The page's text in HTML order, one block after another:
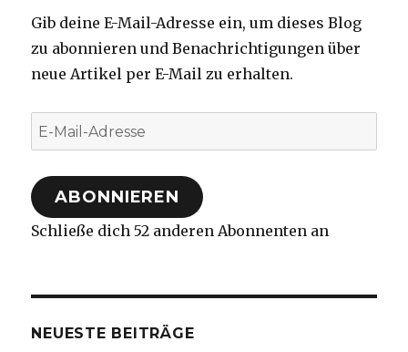
Gib deine E-Mail-Adresse ein, um dieses Blog
zu abonnieren und Benachrichtigungen über
neue Artikel per E-Mail zu erhalten.
E-
Mail-
Adresse
ABONNIEREN
Schließe dich 52 anderen Abonnenten an
NEUESTE BEITRÄGE